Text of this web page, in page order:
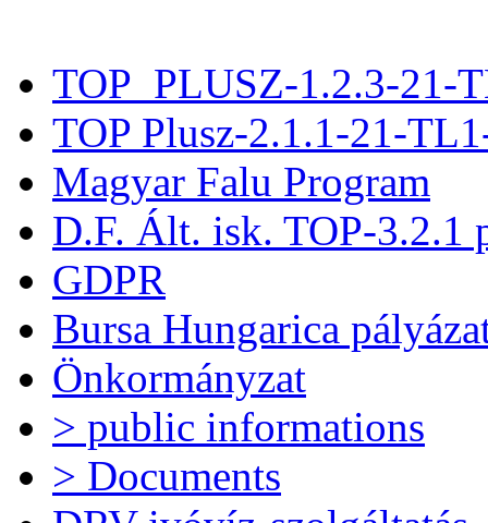
TOP_PLUSZ-1.2.3-21-
TOP Plusz-2.1.1-21-
Magyar Falu Program
D.F. Ált. isk. TOP-3.2.1
GDPR
Bursa Hungarica
Önkormányzat
> public informations
> Documents